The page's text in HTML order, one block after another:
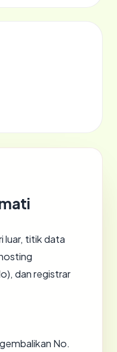
luar, titik data
dan registrar
No.